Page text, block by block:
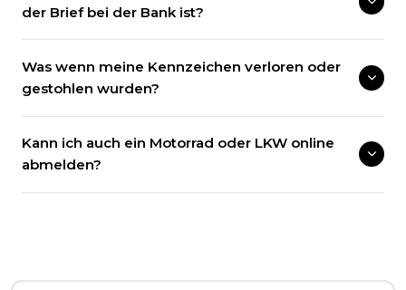
der Brief bei der Bank ist?
Was wenn meine Kennzeichen verloren oder
gestohlen wurden?
Kann ich auch ein Motorrad oder LKW online
abmelden?